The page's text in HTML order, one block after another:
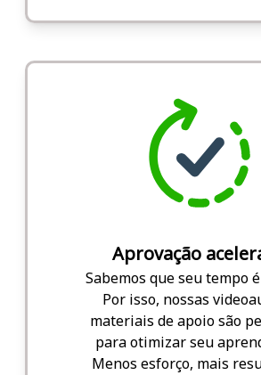
Aprovação
Sabemos que seu tempo
Por isso, nossas
materiais de apoio são
para otimizar seu
Menos esforço, mais